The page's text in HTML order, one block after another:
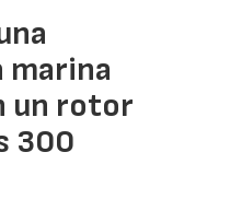
un rotor
300